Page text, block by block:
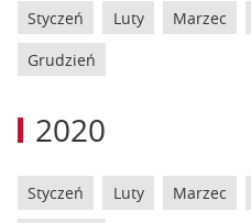
Styczeń Luty Marzec
Grudzień
2020
Styczeń Luty Marzec